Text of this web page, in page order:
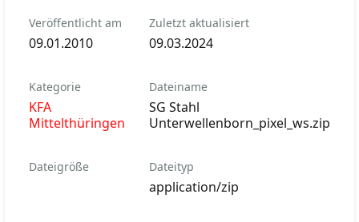
Veröffentlicht am
09.01.2010
Zuletzt aktualisiert
09.03.2024
Kategorie
KFA
Mittelthüringen
Dateiname
SG Stahl
Unterwellenborn_pixel_ws.zip
Dateigröße Dateityp
application/zip